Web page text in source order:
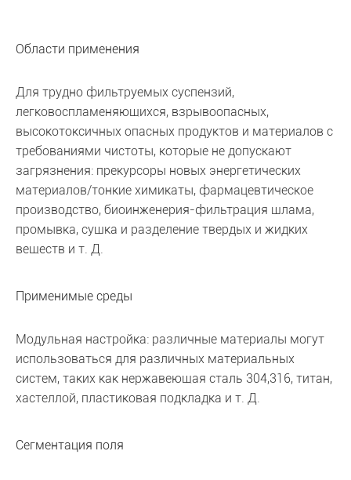
Области применения
Для трудно фильтруемых суспензий,
легковоспламеняющихся, взрывоопасных,
высокотоксичных опасных продуктов и материалов с
требованиями чистоты, которые не допускают
загрязнения: прекурсоры новых энергетических
материалов/тонкие химикаты, фармацевтическое
производство, биоинженерия-фильтрация шлама,
промывка, сушка и разделение твердых и жидких
веществ и т. Д.
Применимые среды
Модульная настройка: различные материалы могут
использоваться для различных материальных
систем, таких как нержавеющая сталь 304,316, титан,
хастеллой, пластиковая подкладка и т. Д.
Сегментация поля